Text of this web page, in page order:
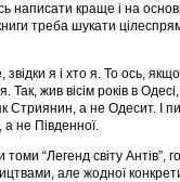
краще і на основі
треба шукати
я і хто я. То ось,
Так, жив вісім років в
Стриянин, а не Одесит. І
а не Південної.
“Легенд світу Антів”,
але жодної